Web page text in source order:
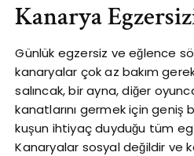
Kanarya
Günlük egzersiz ve eğlence
kanaryalar çok az bakım
salıncak, bir ayna, diğer
kanatlarını germek için geniş
kuşun ihtiyaç duyduğu tüm
Kanaryalar sosyal değildir ve